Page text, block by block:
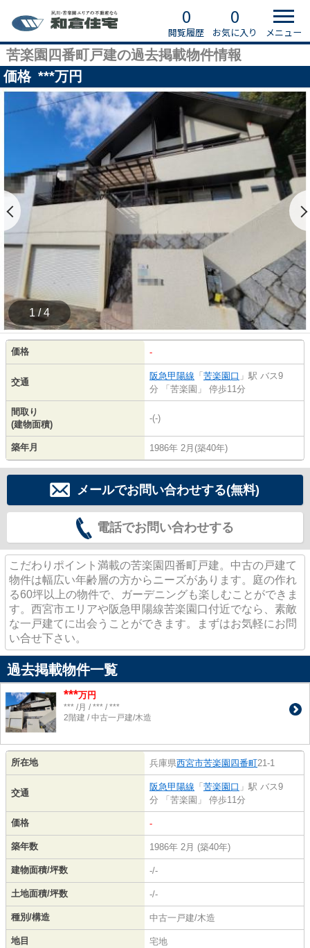
0
閲覧履歴
0
お気に入り メニュー
苦楽園四番町戸建の過去掲載物件情報
価格 ***万円
1 / 4
価格 -
交通
阪急甲陽線 「 苦楽園口 」駅 バス9
分 「苦楽園」 停歩11分
間取り
(建物面積)
-(-)
築年月 1986年 2月(築40年)
メールでお問い合わせする(無料)
電話でお問い合わせする
こだわりポイント満載の苦楽園四番町戸建。中古の戸建て
物件は幅広い年齢層の方からニーズがあります。庭の作れ
る60坪以上の物件で、ガーデニングも楽しむことができま
す。西宮市エリアや阪急甲陽線苦楽園口付近でなら、素敵
な一戸建てに出会うことができます。まずはお気軽にお問
い合せ下さい。
過去掲載物件一覧
***万円
*** /月 / *** / ***
2階建 / 中古一戸建/木造
所在地 兵庫県西宮市苦楽園四番町21-1
交通
阪急甲陽線 「 苦楽園口 」駅 バス9
分 「苦楽園」 停歩11分
価格 -
築年数 1986年 2月 (築40年)
建物面積/坪数 -/-
土地面積/坪数 -/-
種別/構造 中古一戸建/木造
地目 宅地